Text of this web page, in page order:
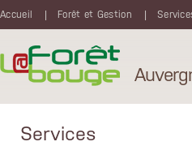
Accueil
Forêt et Gestion
Services